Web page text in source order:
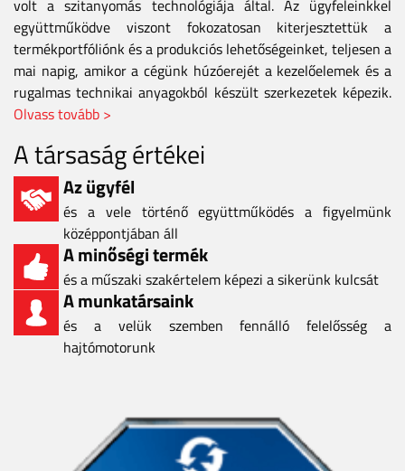
volt a szitanyomás technológiája által. Az ügyfeleinkkel
együttműködve viszont fokozatosan kiterjesztettük a
termékportfóliónk és a produkciós lehetőségeinket, teljesen a
mai napig, amikor a cégünk húzóerejét a kezelőelemek és a
rugalmas technikai anyagokból készült szerkezetek képezik.
Olvass tovább >
A társaság értékei
Az ügyfél
és a vele történő együttműködés a figyelmünk
középpontjában áll
A minőségi termék
és a műszaki szakértelem képezi a sikerünk kulcsát
A munkatársaink
és a velük szemben fennálló felelősség a
hajtómotorunk